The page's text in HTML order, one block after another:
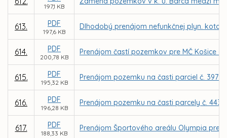
197,1 KB
613. PDF
197,6 KB
Dlhodobý prenájom nefunkčnej plyn.
614. PDF
200,78 KB
Prenájom častí pozemkov pre MČ Košice
615. PDF
195,32 KB
Prenájom pozemku na časti parciel č.
616. PDF
196,28 KB
Prenájom pozemku na časti parcely č.
617. PDF
188,33 KB
Prenájom Športového areálu Olympia pre